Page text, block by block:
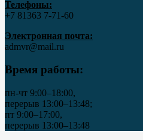
Телефоны:
+7 81363 7‑71-60
Электронная почта:
admvr@mail.ru
Время работы:
пн-чт 9:00–18:00,
перерыв 13:00–13:48;
пт 9:00–17:00,
перерыв 13:00–13:48